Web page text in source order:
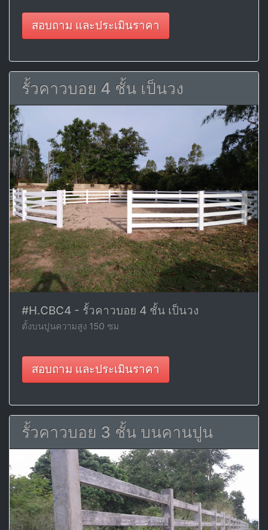
สอบถาม และประเมินราคา
รั้วคาวบอย 4 ชั้น เป็นวง
#H.CBC4 - รั้วคาวบอย 4 ชั้น เป็นวง
ตั้งบนปูนความสูง 150 ซม
สอบถาม และประเมินราคา
รั้วคาวบอย 3 ชั้น บนคานปูน